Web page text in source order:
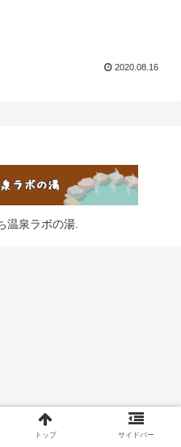
2020.08.16
温泉ラボの湯.
トップ サイドバー